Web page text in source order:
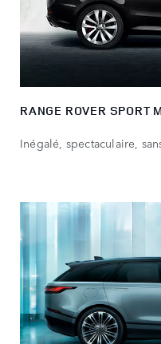
RANGE ROVER SPORT
Inégalé, spectaculaire,